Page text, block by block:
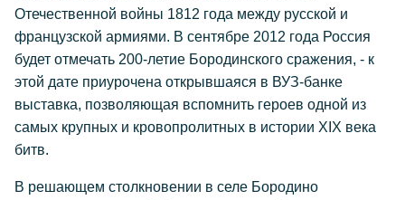
Отечественной войны 1812 года между русской и
французской армиями. В сентябре 2012 года Россия
будет отмечать 200-летие Бородинского сражения, - к
этой дате приурочена открывшаяся в ВУЗ-банке
выставка, позволяющая вспомнить героев одной из
самых крупных и кровопролитных в истории XIX века
битв.
В решающем столкновении в селе Бородино